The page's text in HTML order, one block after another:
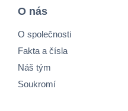
O nás
O společnosti
Fakta a čísla
Náš tým
Soukromí